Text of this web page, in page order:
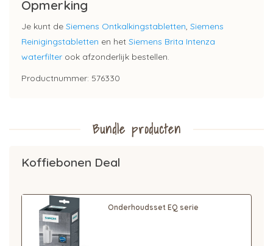
Opmerking
Je kunt de Siemens Ontkalkingstabletten, Siemens
Reinigingstabletten en het Siemens Brita Intenza
waterfilter ook afzonderlijk bestellen.
Productnummer: 576330
Bundle producten
Koffiebonen Deal
Onderhoudsset EQ serie